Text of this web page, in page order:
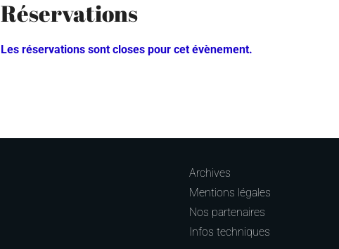
Réservations
Les réservations sont closes pour cet évènement.
Archives
Mentions légales
Nos partenaires
Infos techniques